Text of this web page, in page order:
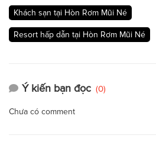
Khách sạn tại Hòn Rơm Mũi Né
Resort hấp dẫn tại Hòn Rơm Mũi Né
Ý kiến bạn đọc (0)
Chưa có comment